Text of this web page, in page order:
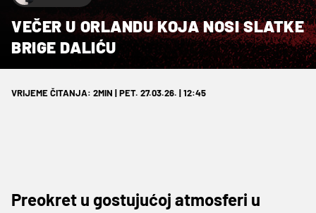
VEČER U ORLANDU KOJA NOSI SLATKE
BRIGE DALIĆU
VRIJEME ČITANJA: 2MIN | PET. 27.03.26. | 12:45
Preokret u gostujućoj atmosferi u